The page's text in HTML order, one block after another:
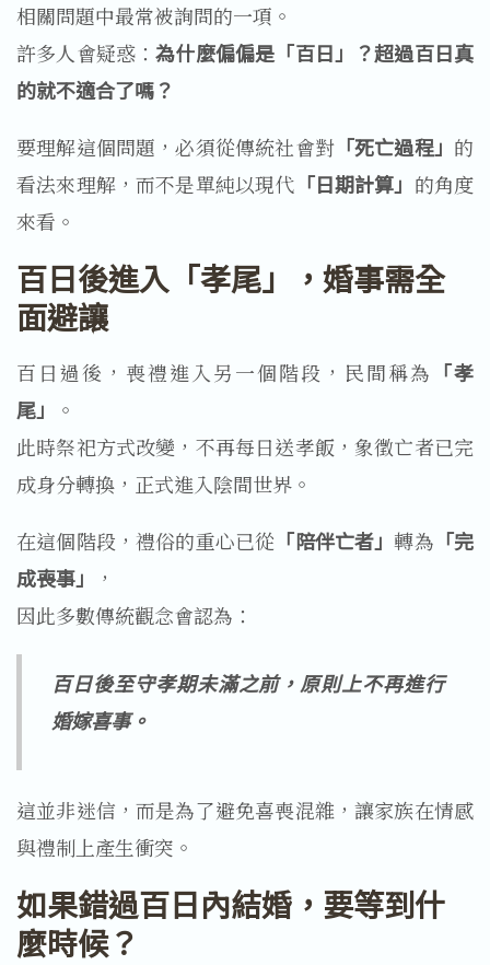
相關問題中最常被詢問的一項。
許多人會疑惑：為什麼偏偏是「百日」？超過百日真
的就不適合了嗎？
要理解這個問題，必須從傳統社會對「死亡過程」 的
看法來理解，而不是單純以現代 「日期計算」 的角度
來看。
百日後進入「孝尾」，婚事需全
面避讓
百日過後，喪禮進入另一個階段，民間稱為 「孝
尾」
。
此時祭祀方式改變，不再每日送孝飯，象徵亡者已完
成身分轉換，正式進入陰間世界。
在這個階段，禮俗的重心已從 「陪伴亡者」轉為 「完
成喪事」
，
因此多數傳統觀念會認為：
百日後至守孝期未滿之前，原則上不再進行
婚嫁喜事。
這並非迷信，而是為了避免喜喪混雜，讓家族在情感
與禮制上產生衝突。
如果錯過百日內結婚，要等到什
麼時候？